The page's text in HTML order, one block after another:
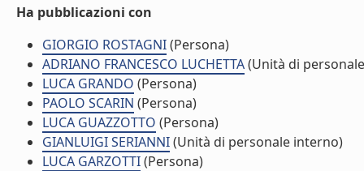
Ha pubblicazioni con
GIORGIO ROSTAGNI(Persona)
ADRIANO FRANCESCO LUCHETTA(Unità di
LUCA GRANDO (Persona)
PAOLO SCARIN (Persona)
LUCA GUAZZOTTO (Persona)
GIANLUIGI SERIANNI(Unità di personale interno)
LUCA GARZOTTI(Persona)